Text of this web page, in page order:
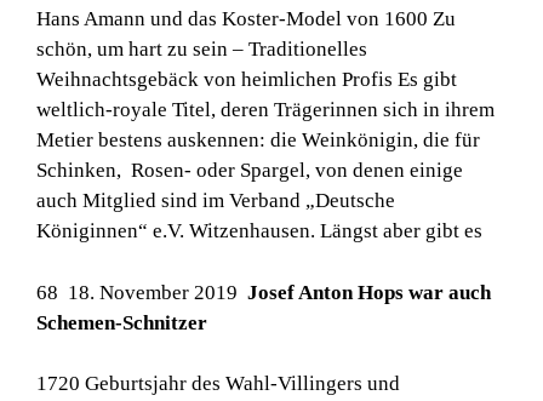
Hans Amann und das Koster-Model von 1600 Zu
schön, um hart zu sein – Traditionelles
Weihnachtsgebäck von heimlichen Profis Es gibt
weltlich-royale Titel, deren Trägerinnen sich in ihrem
Metier bestens auskennen: die Weinkönigin, die für
Schinken, Rosen- oder Spargel, von denen einige
auch Mitglied sind im Verband „Deutsche
Königinnen“ e.V. Witzenhausen. Längst aber gibt es
68 18. November 2019 Josef Anton Hops war auch
Schemen-Schnitzer
1720 Geburtsjahr des Wahl-Villingers und